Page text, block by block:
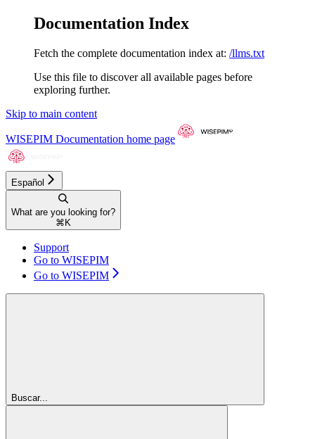
Documentation Index
Fetch the complete documentation index at: /llms.txt
Use this file to discover all available pages before
exploring further.
Skip to main content
WISEPIM Documentation home page
Español
What are you looking for?
⌘ K
Support
Go to WISEPIM
Go to WISEPIM
Buscar...